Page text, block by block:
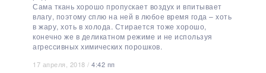
Сама ткань хорошо пропускает воздух и впитывает
влагу, поэтому сплю на ней в любое время года – хоть
в жару, хоть в холода. Стирается тоже хорошо,
конечно же в деликатном режиме и не используя
агрессивных химических порошков.
17 апреля, 2018 / 4:42 пп